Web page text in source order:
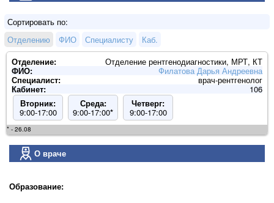
Сортировать по:
Отделению
ФИО Специалисту
Каб.
Отделение:
Отделение рентгенодиагностики, МРТ, КТ
ФИО: Филатова Дарья Андреевна
Специалист: врач-рентгенолог
Кабинет:
106
Вторник:
9:00-17:00
Среда:
9:00-17:00*
Четверг:
9:00-17:00
* - 26.08
О враче
Образование: